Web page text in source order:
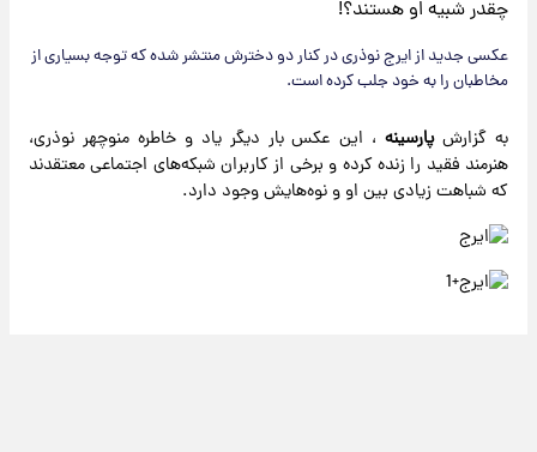
عکسی جدید از ایرج نوذری در کنار دو دخترش منتشر شده که توجه بسیاری از
مخاطبان را به خود جلب کرده است.
به گزارشپارسینه، این عکس بار دیگر یاد و خاطره منوچهر نوذری،
هنرمند فقید را زنده کرده و برخی از کاربران شبکه‌های اجتماعی معتقدند
که شباهت زیادی بین او و نوه‌هایش وجود دارد.